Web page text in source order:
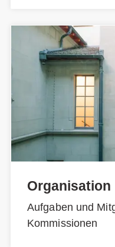
Organisation
Aufgaben und
Kommissionen